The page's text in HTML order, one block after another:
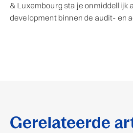
& Luxembourg sta je onmiddellijk
development binnen de audit- en
Gerelateerde